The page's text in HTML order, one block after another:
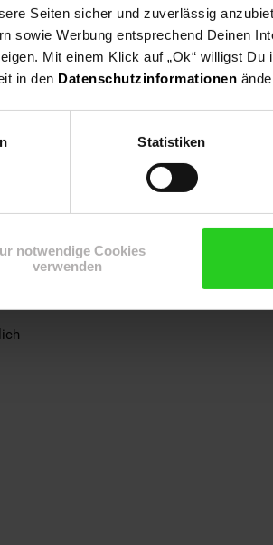
Seiten sicher und zuverlässig
sowie Werbung entsprechend Deinen
Mit einem Klick auf „Ok“ willigst Du
in den Datenschutzinformationen
Statistiken
notwendige Cookies
verwenden